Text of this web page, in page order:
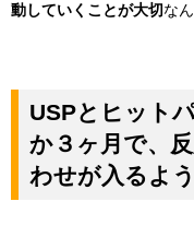
動していくことが大切な
USPとヒット
か３ヶ月で、
わせが入るよ